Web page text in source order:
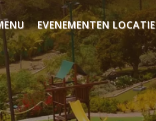
EVENEMENTEN LOCATIE